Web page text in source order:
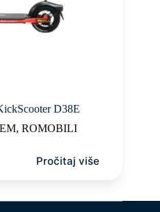
D38E
, ROMOBILI
Pročitaj više